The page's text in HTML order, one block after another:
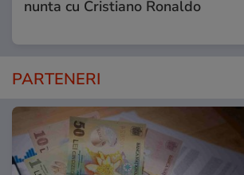
nunta cu Cristiano Ronaldo
PARTENERI